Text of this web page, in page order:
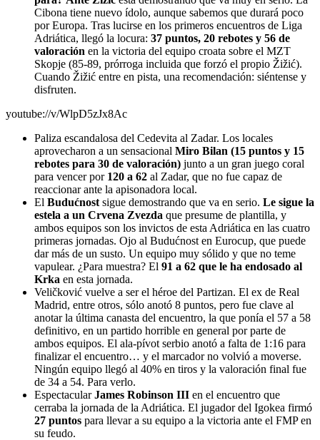
Cibona tiene nuevo ídolo, aunque sabemos que durará poco
por Europa. Tras lucirse en los primeros encuentros de Liga
Adriática, llegó la locura: 37 puntos, 20 rebotes y 56 de
valoración en la victoria del equipo croata sobre el MZT
Skopje (85-89, prórroga incluida que forzó el propio Žižić).
Cuando Žižić entre en pista, una recomendación: siéntense y
disfruten.
youtube://v/WlpD5zJx8Ac
Paliza escandalosa del Cedevita al Zadar. Los locales
aprovecharon a un sensacional Miro Bilan (15 puntos y 15
rebotes para 30 de valoración) junto a un gran juego coral
para vencer por 120 a 62 al Zadar, que no fue capaz de
reaccionar ante la apisonadora local.
El Budućnost sigue demostrando que va en serio. Le sigue la
estela a un Crvena Zvezda que presume de plantilla, y
ambos equipos son los invictos de esta Adriática en las cuatro
primeras jornadas. Ojo al Budućnost en Eurocup, que puede
dar más de un susto. Un equipo muy sólido y que no teme
vapulear. ¿Para muestra? El 91 a 62 que le ha endosado al
Krka en esta jornada.
Veličković vuelve a ser el héroe del Partizan. El ex de Real
Madrid, entre otros, sólo anotó 8 puntos, pero fue clave al
anotar la última canasta del encuentro, la que ponía el 57 a 58
definitivo, en un partido horrible en general por parte de
ambos equipos. El ala-pívot serbio anotó a falta de 1:16 para
finalizar el encuentro… y el marcador no volvió a moverse.
Ningún equipo llegó al 40% en tiros y la valoración final fue
de 34 a 54. Para verlo.
EspectacularJames Robinson III en el encuentro que
cerraba la jornada de la Adriática. El jugador del Igokea firmó
27 puntos para llevar a su equipo a la victoria ante el FMP en
su feudo.